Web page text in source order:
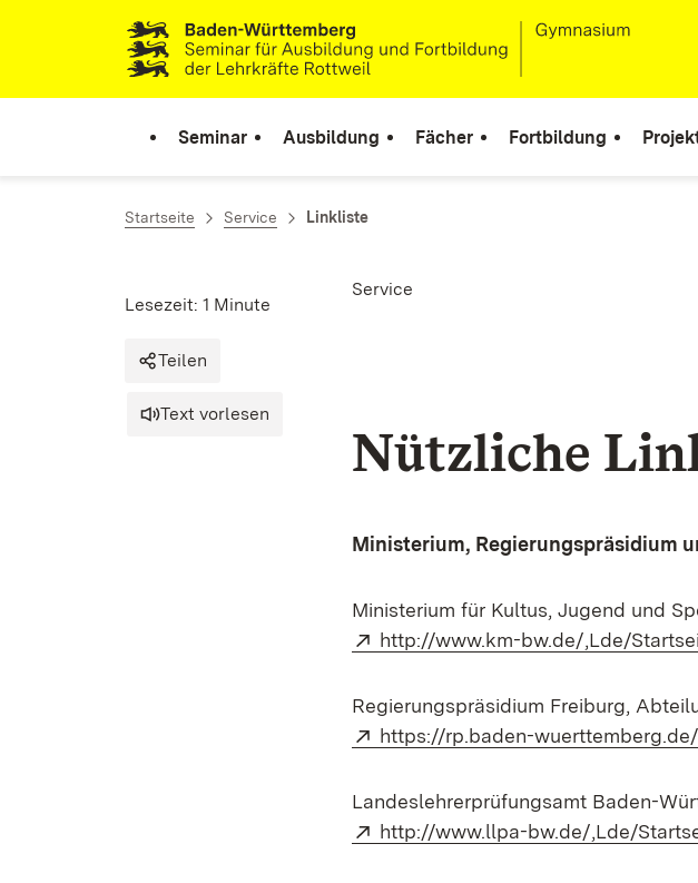
Zum Inhalt springen
Link zur Startseite
Seminar Ausbildung Fächer Fortbildung
Startseite Service Linkliste
Service
Lesezeit: 1 Minute
Teilen
Text vorlesen
Nützliche
Ministerium, Regierungspräsidium
Ministerium für Kultus, Jugend und
Extern:
http://www.km-bw.de/,Lde/
Regierungspräsidium Freiburg,
Extern:
https://rp.baden-
Landeslehrerprüfungsamt Baden-
Extern:
http://www.llpa-bw.de/,Lde/